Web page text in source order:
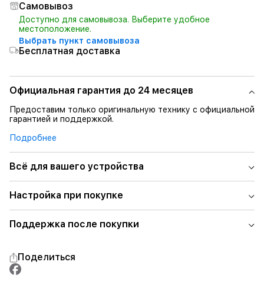
Самовывоз
Доступно для самовывоза. Выберите удобное
местоположение.
Выбрать пункт самовывоза
Бесплатная доставка
Официальная гарантия до 24 месяцев
Предоставим только оригинальную технику с официальной
гарантией и поддержкой.
Подробнее
Всё для вашего устройства
Настройка при покупке
Поддержка после покупки
Поделиться